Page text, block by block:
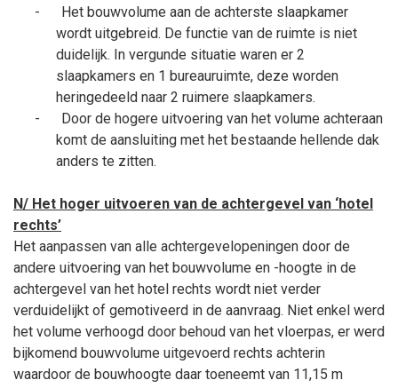
-
Het bouwvolume aan de achterste slaapkamer
wordt uitgebreid. De functie van de ruimte is niet
duidelijk. In vergunde situatie waren er 2
slaapkamers en 1 bureauruimte, deze worden
heringedeeld naar 2 ruimere slaapkamers.
-
Door de hogere uitvoering van het volume achteraan
komt de aansluiting met het bestaande hellende dak
anders te zitten.
N/ Het hoger uitvoeren van de achtergevel van ‘hotel
rechts’
Het aanpassen van alle achtergevelopeningen door de
andere uitvoering van het bouwvolume en -hoogte in de
achtergevel van het hotel rechts wordt niet verder
verduidelijkt of gemotiveerd in de aanvraag. Niet enkel werd
het volume verhoogd door behoud van het vloerpas, er werd
bijkomend bouwvolume uitgevoerd rechts achterin
waardoor de bouwhoogte daar toeneemt van 11,15 m